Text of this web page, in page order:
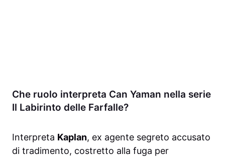
Che ruolo interpreta Can Yaman nella serie
Il Labirinto delle Farfalle?
Interpreta Kaplan, ex agente segreto accusato
di tradimento, costretto alla fuga per